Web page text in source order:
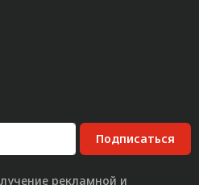
Подписаться
рекламной и